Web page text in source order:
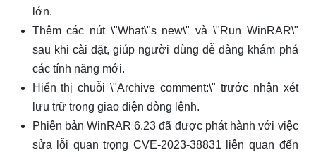
lớn.
Thêm các nút \"What\"s new\" và \"Run WinRAR\"
sau khi cài đặt, giúp người dùng dễ dàng khám phá
các tính năng mới.
Hiển thị chuỗi \"Archive comment:\" trước nhận xét
lưu trữ trong giao diện dòng lệnh.
Phiên bản WinRAR 6.23 đã được phát hành với việc
sửa lỗi quan trọng CVE-2023-38831 liên quan đến